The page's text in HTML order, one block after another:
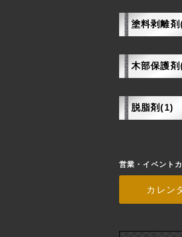
塗料剥離
木部保護
脱脂剤(1)
営業・イベント
カレン